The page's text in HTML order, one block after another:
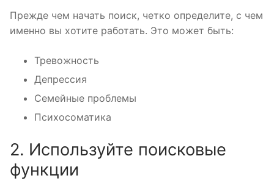
Прежде чем начать поиск, четко определите, с чем
именно вы хотите работать. Это может быть:
Тревожность
Депрессия
Семейные проблемы
Психосоматика
2. Используйте поисковые
функции